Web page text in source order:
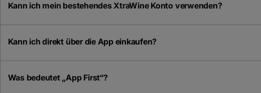
Kann ich mein bestehendes XtraWine Konto verwenden?
Kann ich direkt über die App einkaufen?
Was bedeutet „App First“?